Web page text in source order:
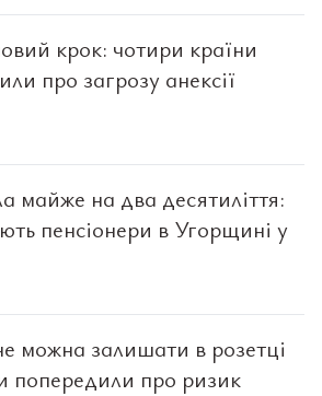
крок: чотири країни
про загрозу анексії
майже на два десятиліття:
пенсіонери в Угорщині у
можна залишати в розетці
попередили про ризик